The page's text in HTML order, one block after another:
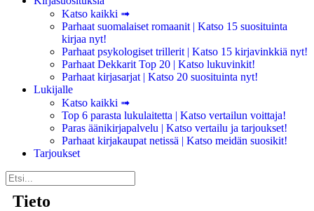
Katso kaikki ➟
Parhaat suomalaiset romaanit | Katso 15 suosituinta
kirjaa nyt!
Parhaat psykologiset trillerit | Katso 15 kirjavinkkiä nyt!
Parhaat Dekkarit Top 20 | Katso lukuvinkit!
Parhaat kirjasarjat | Katso 20 suosituinta nyt!
Lukijalle
Katso kaikki ➟
Top 6 parasta lukulaitetta | Katso vertailun voittaja!
Paras äänikirjapalvelu | Katso vertailu ja tarjoukset!
Parhaat kirjakaupat netissä | Katso meidän suosikit!
Tarjoukset
Tieto